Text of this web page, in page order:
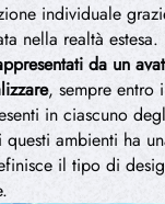
individuale
nella realtà estesa.
da un
, sempre entro
in ciascuno
ambienti ha
il tipo di